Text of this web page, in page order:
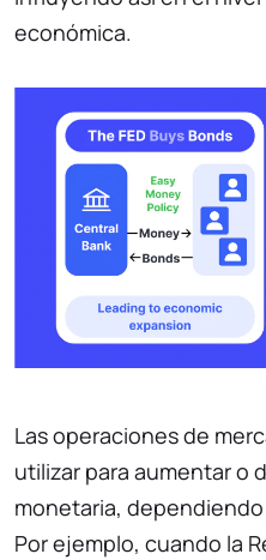
económica.
Las operaciones de
utilizar para aumentar o
monetaria,
Por ejemplo, cuando la